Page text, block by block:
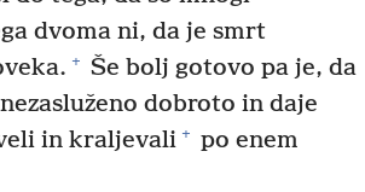
dvoma ni, da je smrt
+ Še bolj gotovo pa je, da
dobroto in daje
in kraljevali + po enem